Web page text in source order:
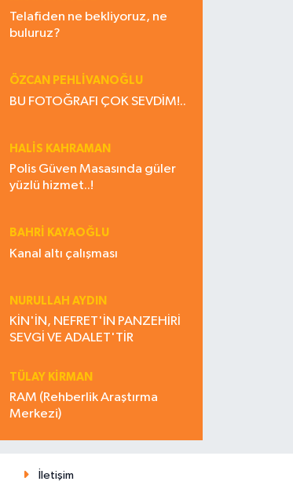
Telafiden ne bekliyoruz, ne
buluruz?
ÖZCAN PEHLİVANOĞLU
BU FOTOĞRAFI ÇOK SEVDİM!..
HALIS KAHRAMAN
Polis Güven Masasında güler
yüzlü hizmet..!
BAHRI KAYAOĞLU
Kanal altı çalışması
NURULLAH AYDIN
KİN'İN, NEFRET'İN PANZEHİRİ
SEVGİ VE ADALET'TİR
TÜLAY KİRMAN
RAM (Rehberlik Araştırma
Merkezi)
İletişim